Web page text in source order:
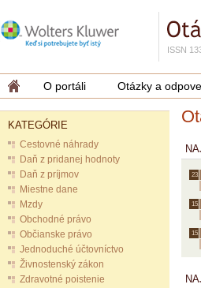
ISSN
O portáli Otázky a
KATEGÓRIE
Cestovné náhrady
Daň z pridanej hodnoty
Daň z príjmov
Miestne dane
Mzdy
Obchodné právo
Občianske právo
Jednoduché účtovníctvo
Živnostenský zákon
Zdravotné poistenie
23.
15.
15.